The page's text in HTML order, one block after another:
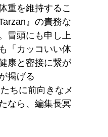
重を維持するこ
』の責務な
冒頭にも申し上
「カッコいい体
康と密接に繋が
掲げる
ちに前向きなメ
なら、編集長冥